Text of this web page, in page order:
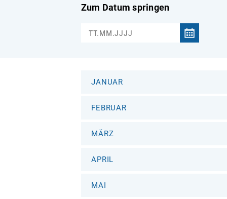
Zum Datum springen
JANUAR
FEBRUAR
MÄRZ
APRIL
MAI